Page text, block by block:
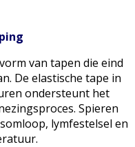
van tapen die eind
De elastische tape in
ondersteunt het
Spieren
lymfestelsel en